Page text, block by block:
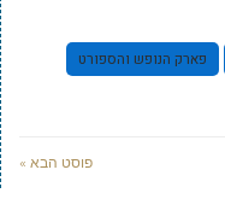
פארק הנופש והספורט
פוסט הבא »